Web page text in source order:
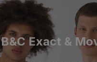
B&C Exact &